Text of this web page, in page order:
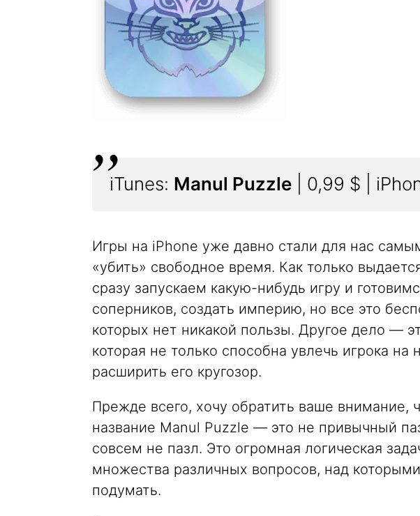
iTunes: Manul Puzzle | 0,99 $ |
Игры на iPhone уже давно стали для нас
«убить» свободное время. Как только
сразу запускаем какую-нибудь игру и
соперников, создать империю, но все это
которых нет никакой пользы. Другое дело —
которая не только способна увлечь игрока на
расширить его кругозор.
Прежде всего, хочу обратить ваше внимание,
название Manul Puzzle — это не привычный
совсем не пазл. Это огромная логическая
множества различных вопросов, над
подумать.